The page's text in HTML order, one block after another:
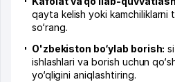
qayta kelish yoki kamchiliklarni
so‘rang.
O'zbekiston bo‘ylab borish:
ishlashlari va borish uchun
yo‘qligini aniqlashtiring.